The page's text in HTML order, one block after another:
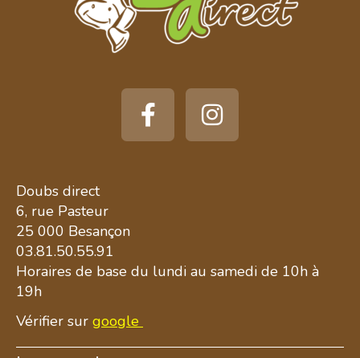
Doubs direct
6, rue Pasteur
25 000 Besançon
03.81.50.55.91
Horaires de base du lundi au samedi de 10h à
19h
Vérifier sur google